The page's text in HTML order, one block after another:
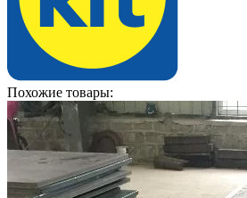
Похожие товары: